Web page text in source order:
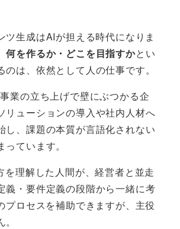
ツ生成はAIが担える時代になりま
何を作るか・どこを目指すかとい
のは、依然として人の仕事です。
業の立ち上げで壁にぶつかる企
リューションの導入や社内人材へ
し、課題の本質が言語化されない
ています。
を理解した人間が、経営者と並走
義・要件定義の段階から一緒に考
プロセスを補助できますが、主役